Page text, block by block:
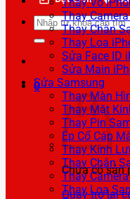
Tìm
kiếm:
0
Chưa có sản
Quay trở lại
Thay
Thay Chân
Thay Loa
Sửa Face ID
Sửa Main
Sửa Samsung
Thay Màn
Thay Mặt
Thay Pin
Ép Cổ Cáp
Thay Kính
Thay Chân
Thay
Thay Loa